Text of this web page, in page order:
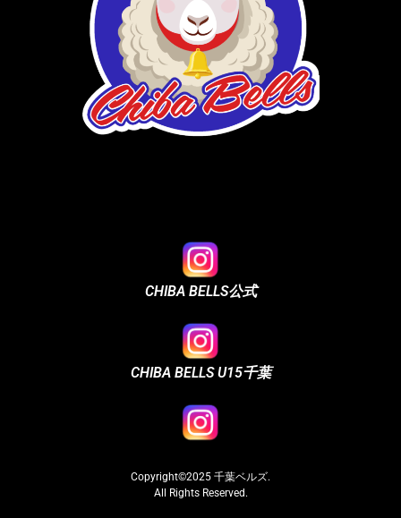
CHIBA BELLS公式
CHIBA BELLS U15千葉
Copyright©2025 千葉ベルズ.
All Rights Reserved.